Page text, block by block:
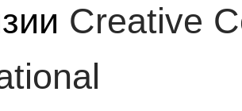
Creative